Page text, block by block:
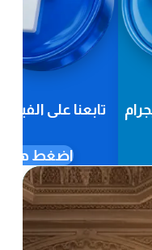
تابعنا على الفيسبوك
اضغط هنا